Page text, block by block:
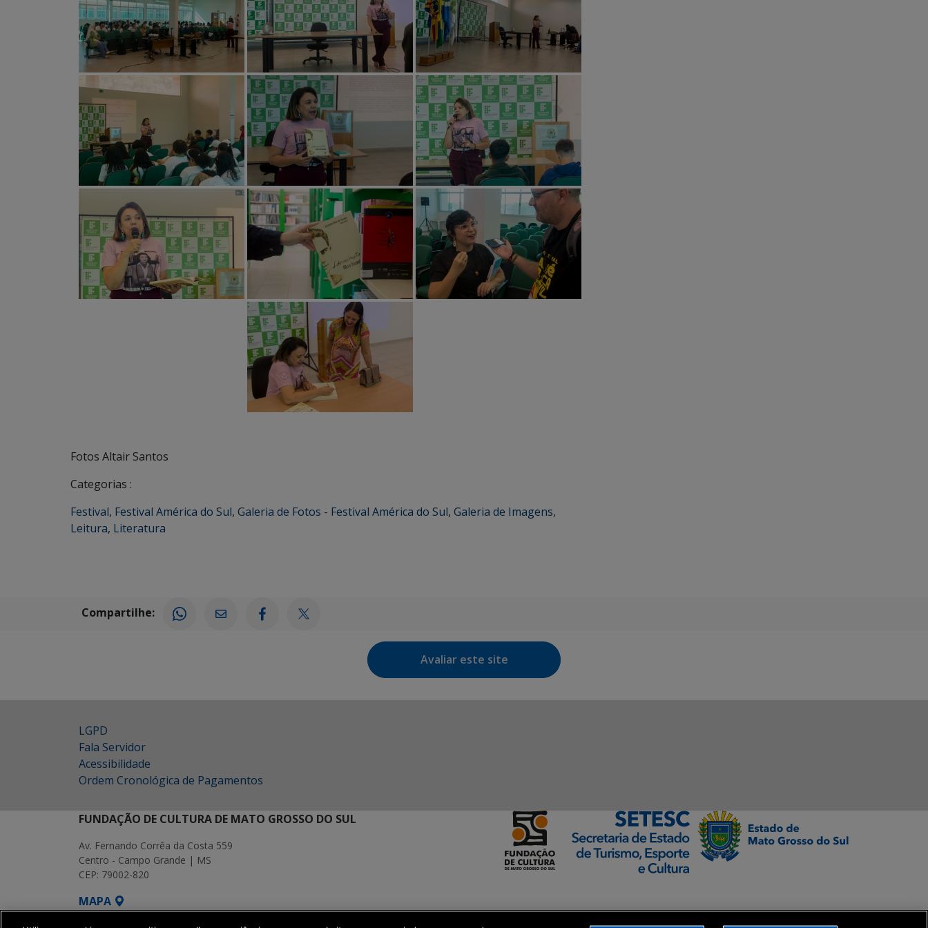
Fotos Altair Santos
Categorias :
Festival, Festival América do Sul, Galeria de Fotos - Festival América do Sul, Galeria de Imagens,
Leitura, Literatura
Compartilhe:
Avaliar este site
LGPD
Fala Servidor
Acessibilidade
Ordem Cronológica de Pagamentos
FUNDAÇÃO DE CULTURA DE MATO GROSSO DO SUL
Av. Fernando Corrêa da Costa 559
Centro - Campo Grande | MS
CEP: 79002-820
MAPA